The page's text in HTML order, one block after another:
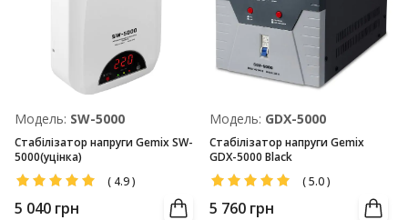
Модель: SW-5000
Стабілізатор напруги Gemix SW-
5000(уцінка)
( 4.9)
5 040 грн
Модель: GDX-5000
Стабілізатор напруги Gemix
GDX-5000 Black
(5.0)
5 760 грн